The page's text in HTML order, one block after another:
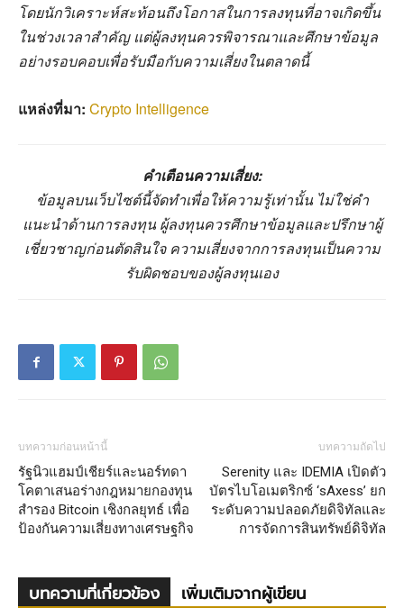
โดยนักวิเคราะห์สะท้อนถึงโอกาสในการลงทุนที่อาจเกิดขึ้น
ในช่วงเวลาสำคัญ แต่ผู้ลงทุนควรพิจารณาและศึกษาข้อมูล
อย่างรอบคอบเพื่อรับมือกับความเสี่ยงในตลาดนี้
แหล่งที่มา: Crypto Intelligence
คำเตือนความเสี่ยง:
ข้อมูลบนเว็บไซต์นี้จัดทำเพื่อให้ความรู้เท่านั้น ไม่ใช่คำ
แนะนำด้านการลงทุน ผู้ลงทุนควรศึกษาข้อมูลและปรึกษาผู้
เชี่ยวชาญก่อนตัดสินใจ ความเสี่ยงจากการลงทุนเป็นความ
รับผิดชอบของผู้ลงทุนเอง
บทความก่อนหน้านี้
รัฐนิวแฮมป์เชียร์และนอร์ทดา
โคตาเสนอร่างกฎหมายกองทุน
สำรอง Bitcoin เชิงกลยุทธ์ เพื่อ
ป้องกันความเสี่ยงทางเศรษฐกิจ
บทความถัดไป
Serenity และ IDEMIA เปิดตัว
บัตรไบโอเมตริกซ์ ‘sAxess’ ยก
ระดับความปลอดภัยดิจิทัลและ
การจัดการสินทรัพย์ดิจิทัล
บทความที่เกี่ยวข้อง เพิ่มเติมจากผู้เขียน